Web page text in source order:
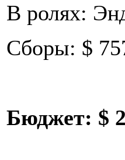
В ролях:
Сборы: $
Бюджет: $